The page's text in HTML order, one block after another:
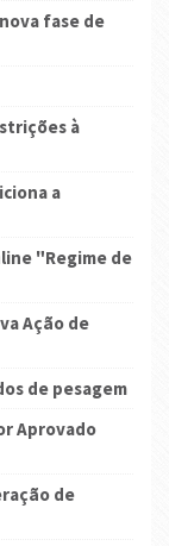
fase de
à
a
"Regime de
Ação de
de pesagem
Aprovado
de